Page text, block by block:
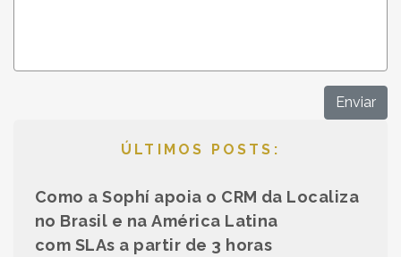
Enviar
ÚLTIMOS POSTS:
Como a Sophí apoia o CRM da Localiza
no Brasil e na América Latina
com SLAs a partir de 3 horas